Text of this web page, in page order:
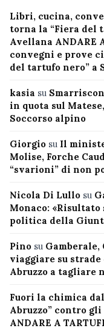
Libri, cucina,
torna la “Fiera del
Avellana ANDARE
convegni e prove
del tartufo nero” a
kasia su
in quota sul
Soccorso alpino
Giorgio su Il
Molise, Forche
“svarioni” di non
Nicola Di Lullo su
Monaco:
politica della
Pino su
viaggiare su
Abruzzo a tagliare
Fuori la chimica
Abruzzo” contro
ANDARE A